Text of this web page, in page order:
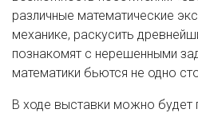
различные математические
механике, раскусить
познакомят с нерешенными
математики бьются не одно
В ходе выставки можно будет